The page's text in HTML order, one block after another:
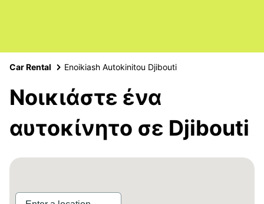
Car Rental Enoikiash Autokinitou Djibouti
Νοικιάστε ένα
αυτοκίνητο σε Djibouti